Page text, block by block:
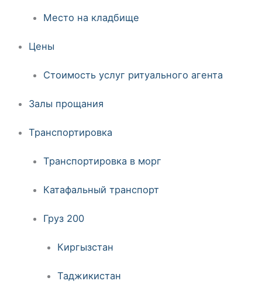
Место на кладбище
Цены
Стоимость услуг ритуального агента
Залы прощания
Транспортировка
Транспортировка в морг
Катафальный транспорт
Груз 200
Киргызстан
Таджикистан